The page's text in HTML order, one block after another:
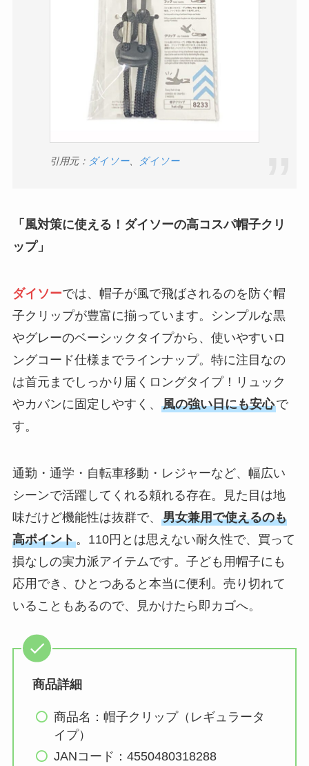
引用元： ダイソー、 ダイソー
「風対策に使える！ダイソーの高コスパ帽子クリ
ップ」
ダイソーでは、帽子が風で飛ばされるのを防ぐ帽
子クリップが豊富に揃っています。シンプルな黒
やグレーのベーシックタイプから、使いやすいロ
ングコード仕様までラインナップ。特に注目なの
は首元までしっかり届くロングタイプ！リュック
やカバンに固定しやすく、 風の強い日にも安心で
す。
通勤・通学・自転車移動・レジャーなど、幅広い
シーンで活躍してくれる頼れる存在。見た目は地
味だけど機能性は抜群で、 男女兼用で使えるのも
高ポイント。110円とは思えない耐久性で、買って
損なしの実力派アイテムです。子ども用帽子にも
応用でき、ひとつあると本当に便利。売り切れて
いることもあるので、見かけたら即カゴへ。
商品詳細
商品名：帽子クリップ（レギュラータ
イプ）
JANコード：4550480318288